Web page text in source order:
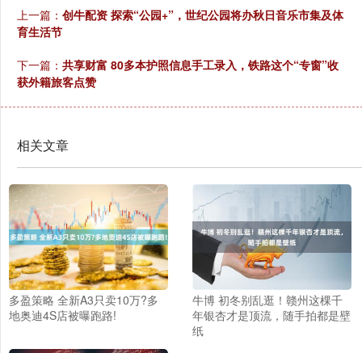
上一篇： 创牛配资 探索“公园+”，世纪公园将办秋日音乐市集及体
育生活节
下一篇： 共享财富 80多本护照信息手工录入，铁路这个“专窗”收
获外籍旅客点赞
相关文章
多盈策略 全新A3只卖10万?多
地奥迪4S店被曝跑路!
牛博 初冬别乱逛！赣州这棵千
年银杏才是顶流，随手拍都是壁
纸